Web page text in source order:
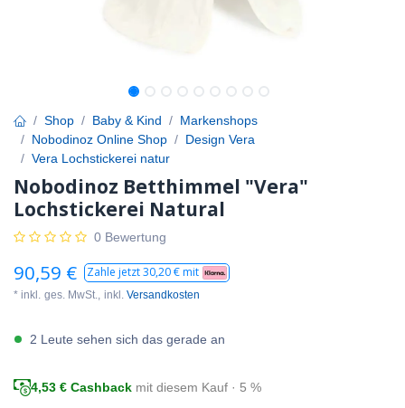
Shop Baby & Kind
Markenshops
Nobodinoz Online Shop
Design Vera
Vera Lochstickerei natur
Nobodinoz Betthimmel "Vera"
Lochstickerei Natural
0 Bewertung
90,59 € Zahle jetzt30,20€ mit
* inkl. ges. MwSt., inkl. Versandkosten
2 Leute sehen sich das gerade an
4,53 € Cashback mit diesem Kauf · 5 %